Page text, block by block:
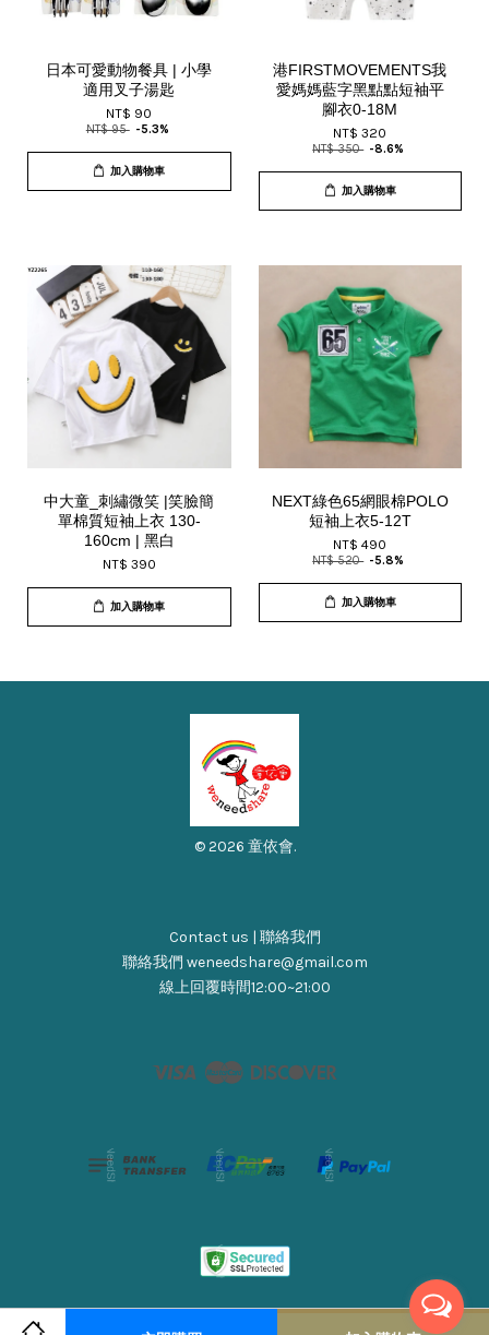
日本可愛動物餐具 | 小學
適用叉子湯匙
NT$ 90
NT$ 95 -5.3%
加入購物車
港FIRSTMOVEMENTS我
愛媽媽藍字黑點點短袖平
腳衣0-18M
NT$ 320
NT$ 350 -8.6%
加入購物車
中大童_刺繡微笑 |笑臉簡
單棉質短袖上衣 130-
160cm | 黑白
NT$ 390
加入購物車
NEXT綠色65網眼棉POLO
短袖上衣5-12T
NT$ 490
NT$ 520 -5.8%
加入購物車
© 2026 童依會.
Contact us | 聯絡我們
聯絡我們 weneedshare@gmail.com
線上回覆時間12:00~21:00
Visa Master